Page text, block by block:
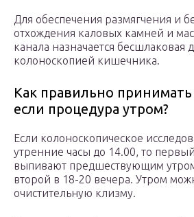
Для обеспечения размягчения и
отхождения каловых камней и
канала назначается бесшлаковая
колоноскопией кишечника.
Как правильно
если процедура утром?
Если колоноскопическое
утренние часы до 14.00, то
выпивают предшествующим
второй в 18-20 вечера. Утром
очистительную клизму.